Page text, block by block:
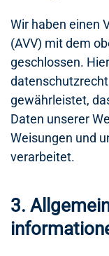
Wir haben einen
(AVV) mit dem
geschlossen.
gewährleistet,
Daten unserer
Weisungen und
verarbeitet.
3.